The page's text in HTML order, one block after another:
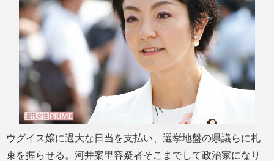
e
ウグイス嬢に過大な日当を支払い、選挙地盤の県議らに札
束を握らせる。河井案里容疑者そこまでして政治家になり